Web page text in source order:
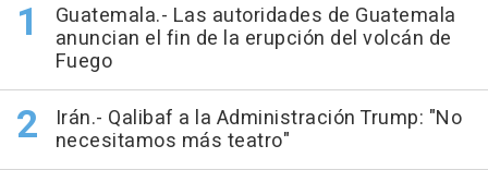
Guatemala.- Las autoridades de Guatemala
anuncian el fin de la erupción del volcán de
Fuego
Irán.- Qalibaf a la Administración Trump: "No
necesitamos más teatro"